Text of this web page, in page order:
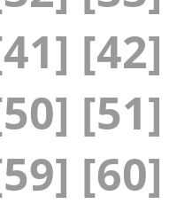
[42]
[51]
[60]